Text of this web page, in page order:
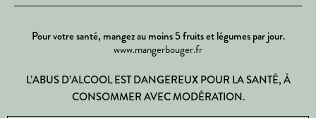
Pour votre santé, mangez au moins 5 fruits et légumes par jour.
www.mangerbouger.fr
L’ABUS D’ALCOOL EST DANGEREUX POUR LA SANTÉ, À
CONSOMMER AVEC MODÉRATION.